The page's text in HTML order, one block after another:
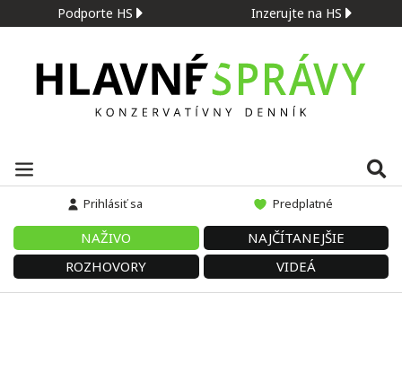
Podporte HS Inzerujte na HS
Prihlásiť sa Predplatné
NAŽIVO
NAJČÍTANEJŠIE
ROZHOVORY
VIDEÁ